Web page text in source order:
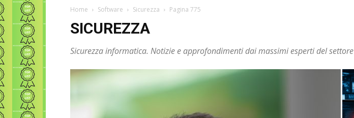
Home Software Sicurezza Pagina 775
SICUREZZA
Sicurezza informatica. Notizie e approfondimenti dai massimi esperti del settore